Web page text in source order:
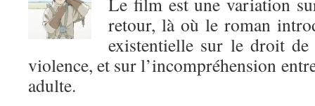
retour, là où le roman
existentielle sur le droit
violence, et sur l’incompréhension
adulte.